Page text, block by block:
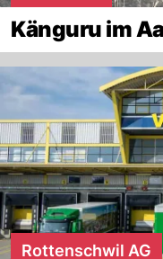
Känguru im
Rottenschwil AG